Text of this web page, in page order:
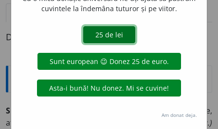
definiții (1) pronunțievolume_up (6)
Definiția cu ID-ul 1033956:
Sinonime
SCUFUND
adîncire,
afundare, cufundare, înfundare.
(~ picioarelor în zăpadă.)
cuvintele la îndemâna tuturor și pe viitor.
Am donat deja.